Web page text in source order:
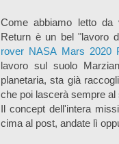
Come abbiamo letto da
Return è un bel "lavoro
rover NASA Mars 2020
lavoro sul suolo
planetaria, sta già
che poi lascerà sempre al
Il concept dell'intera
cima al post, andate lì